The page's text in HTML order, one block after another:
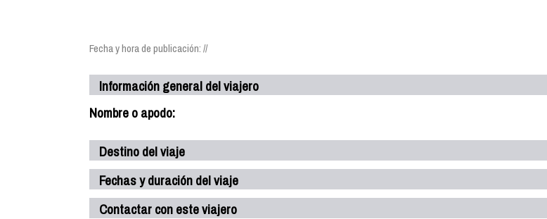
Fecha y hora de publicación: //
Información general del viajero
Nombre o apodo:
Destino del viaje
Fechas y duración del viaje
Contactar con este viajero